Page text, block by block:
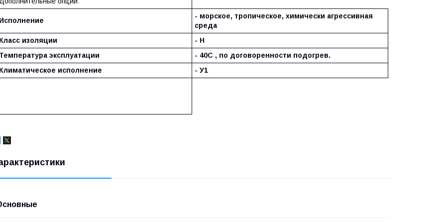
- морское, тропическое, химически агрессивная
среда
изоляции
- Н
эксплуатации
- 40С , по договоренности подогрев.
исполнение
- У1